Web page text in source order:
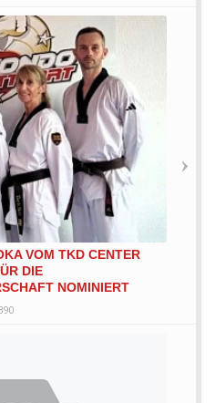
VOM TKD CENTER
DIE
NOMINIERT